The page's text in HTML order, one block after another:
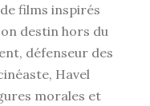
films inspirés
destin hors du
défenseur des
Havel
morales et